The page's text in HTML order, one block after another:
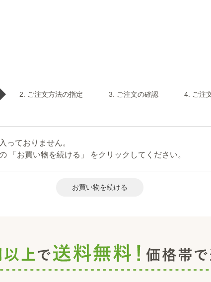
ご注文方法の指定 ご注文の確認 ご注
っておりません。
「お買い物を続ける」 をクリックしてください。